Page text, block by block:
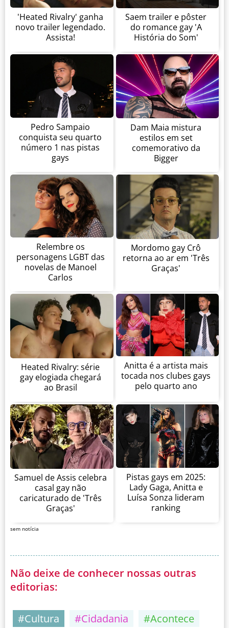
'Heated Rivalry' ganha
novo trailer legendado.
Assista!
Saem trailer e pôster
do romance gay 'A
História do Som'
Pedro Sampaio
conquista seu quarto
número 1 nas pistas
gays
Dam Maia mistura
estilos em set
comemorativo da
Bigger
Relembre os
personagens LGBT das
novelas de Manoel
Carlos
Mordomo gay Crô
retorna ao ar em 'Três
Graças'
Heated Rivalry: série
gay elogiada chegará
ao Brasil
Anitta é a artista mais
tocada nos clubes gays
pelo quarto ano
Samuel de Assis celebra
casal gay não
caricaturado de 'Três
Graças'
Pistas gays em 2025:
Lady Gaga, Anitta e
Luísa Sonza lideram
ranking
sem notícia
Não deixe de conhecer nossas outras
editorias:
#Cultura #Cidadania #Acontece